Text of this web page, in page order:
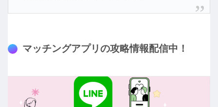
マッチングアプリの攻略情報配信中！